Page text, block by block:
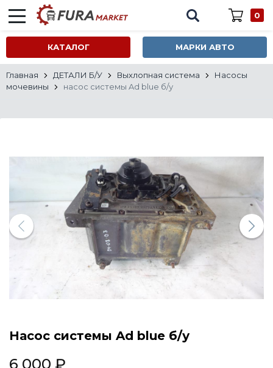
0
КАТАЛОГ МАРКИ АВТО
Все марки
Главная ДЕТАЛИ Б/У Выхлопная система
Насосы
мочевины
насос системы Ad blue б/у
Насос системы Ad blue б/у
6 000 ₽